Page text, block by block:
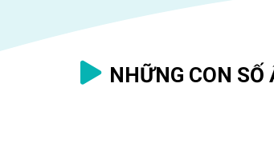
NHỮNG CON SỐ